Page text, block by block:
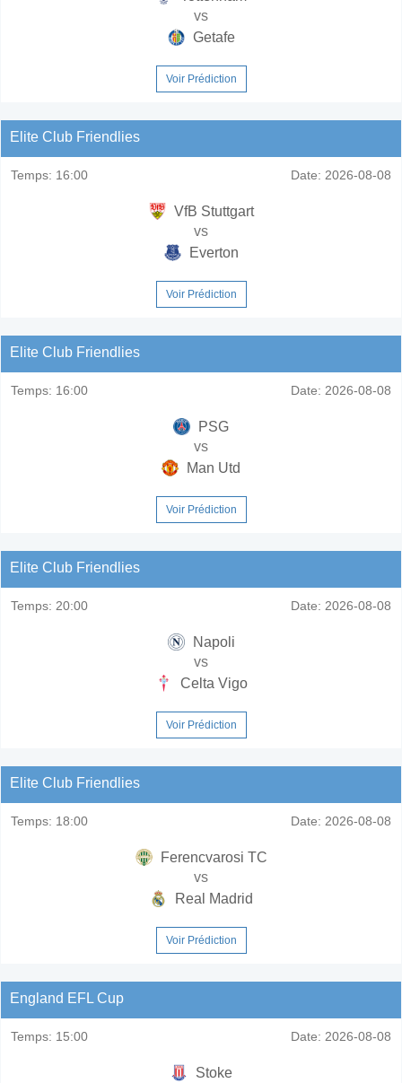
vs
Getafe
Voir Prédiction
Elite Club Friendlies
Temps: 16:00 Date: 2026-08-08
VfB Stuttgart
vs
Everton
Voir Prédiction
Elite Club Friendlies
Temps: 16:00 Date: 2026-08-08
PSG
vs
Man Utd
Voir Prédiction
Elite Club Friendlies
Temps: 20:00 Date: 2026-08-08
Napoli
vs
Celta Vigo
Voir Prédiction
Elite Club Friendlies
Temps: 18:00 Date: 2026-08-08
Ferencvarosi TC
vs
Real Madrid
Voir Prédiction
England EFL Cup
Temps: 15:00 Date: 2026-08-08
Stoke